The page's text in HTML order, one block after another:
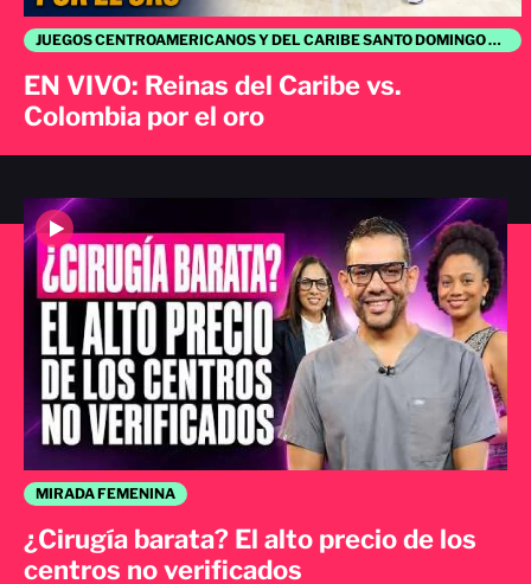
MIRADA FEMENINA
¿Cirugía barata? El alto precio de los
centros no verificados
JUEGOS CENTROAMERICANOS Y DEL CARIBE SANTO DOMINGO 2026
EN VIVO: Reinas del Caribe vs.
Colombia por el oro